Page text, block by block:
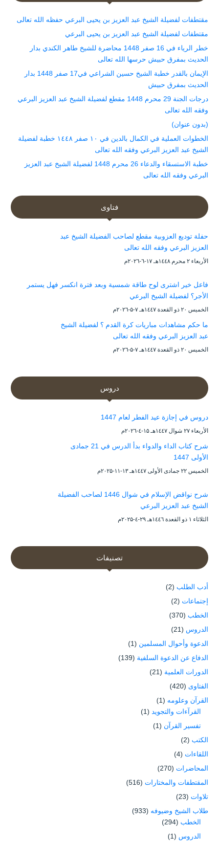
مقتطفات لفضيلة الشيخ عبد العزيز بن يحيى البرعي حفظه الله تعالى
مقتطفات لفضيلة الشيخ عبد العزيز بن يحيى البرعي
خطر الرياء في 16 صفر 1448 محاضرة للشيخ طاهر الكندي بدار
الحديث بمفرق حبيش حرسها الله تعالى
الإيمان بالقدر خطبة الشيخ حسين الشراعي في17 صفر 1448 بدار
الحديث بمفرق حبيش
درجات الجنة 29 محرم 1448 مقطع لفضيلة الشيخ عبد العزيز البرعي
وفقه الله تعالى
(بدون عنوان)
الخطوات العملية في الكمال بالدين في ١٠ صفر ١٤٤٨ خطبة لفضيلة
الشيخ عبد العزيز البرعي وفقه الله تعالى
خطبة الاستسقاء والدعاء 26 محرم 1448 لفضيلة الشيخ عبد العزيز
البرعي وفقه الله تعالى
فتاوى
حفلة توديع العزوبية مقطع لصاحب الفضيلة الشيخ عبد
العزيز البرعي وفقه الله تعالى
الأربعاء ۲ محرم ۱٤٤۸هـ ۱۷-٦-۲۰۲٦م
فاعل خير اشترى لوح طاقة شمسية وبعد فترة انكسر فهل يستمر
الأجر؟ لفضيلة الشيخ البرعي
الخميس ۲۰ ذو القعدة ۱٤٤۷هـ ۷-۵-۲۰۲٦م
ما حكم مشاهدات مباريات كرة القدم ؟ لفضيلة الشيخ
عبد العزيز البرعي وفقه الله تعالى
الخميس ۲۰ ذو القعدة ۱٤٤۷هـ ۷-۵-۲۰۲٦م
دروس
دروس في إجازة عيد الفطر لعام 1447
الأربعاء ۲۷ شوال ۱٤٤۷هـ ۱۵-٤-۲۰۲٦م
شرح كتاب الداء والدواء بدأ الدرس في 21 جمادى
الأولى 1447
الخميس ۲۲ جمادى الأولى ۱٤٤۷هـ ۱۳-۱۱-۲۰۲۵م
شرح نواقض الإسلام في شوال 1446 لصاحب الفضيلة
الشيخ عبد العزيز البرعي
الثلاثاء ۱ ذو القعدة ۱٤٤٦هـ ۲۹-٤-۲۰۲۵م
تصنيفات
أدب الطلب (2)
إجتماعات (2)
الخطب (370)
الدروس (21)
الدعوة وأحوال المسلمين (1)
الدفاع عن الدعوة السلفية (139)
الدورات العلمية (21)
الفتاوى (420)
القرآن وعلومه (1)
القرآءات والتجويد (1)
تفسير القرآن (1)
الكتب (2)
اللقاءات (4)
المحاضرات (270)
المقتطفات والمختارات (516)
تلاوات (23)
طلاب الشيخ وضيوفه (933)
الخطب (294)
الدروس (1)